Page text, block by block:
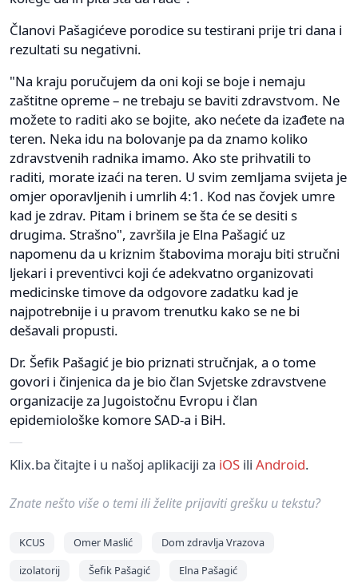
Članovi Pašagićeve porodice su testirani prije tri dana i
rezultati su negativni.
"Na kraju poručujem da oni koji se boje i nemaju
zaštitne opreme – ne trebaju se baviti zdravstvom. Ne
možete to raditi ako se bojite, ako nećete da izađete na
teren. Neka idu na bolovanje pa da znamo koliko
zdravstvenih radnika imamo. Ako ste prihvatili to
raditi, morate izaći na teren. U svim zemljama svijeta je
omjer oporavljenih i umrlih 4:1. Kod nas čovjek umre
kad je zdrav. Pitam i brinem se šta će se desiti s
drugima. Strašno", završila je Elna Pašagić uz
napomenu da u kriznim štabovima moraju biti stručni
ljekari i preventivci koji će adekvatno organizovati
medicinske timove da odgovore zadatku kad je
najpotrebnije i u pravom trenutku kako se ne bi
dešavali propusti.
Dr. Šefik Pašagić je bio priznati stručnjak, a o tome
govori i činjenica da je bio član Svjetske zdravstvene
organizacije za Jugoistočnu Evropu i član
epidemiološke komore SAD-a i BiH.
Klix.ba čitajte i u našoj aplikaciji za iOS ili Android.
Znate nešto više o temi ili želite prijaviti grešku u tekstu?
KCUS Omer Maslić
Dom zdravlja Vrazova
izolatorij
Šefik Pašagić
Elna Pašagić